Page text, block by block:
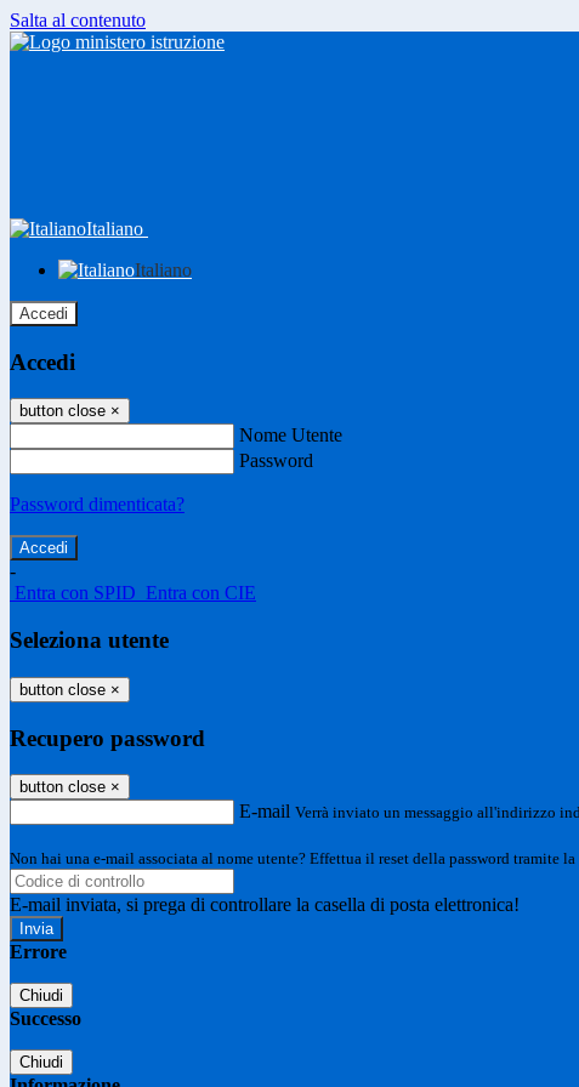
Salta al contenuto
Italiano
Italiano
Accedi
Accedi
button close ×
Nome Utente
Password
Password dimenticata?
-
Entra con SPID Entra con CIE
Seleziona utente
button close ×
Recupero password
button close ×
E-mail Verrà inviato un messaggio all'indirizzo
Non hai una e-mail associata al nome utente? Effettua il reset della password tramite la
E-mail inviata, si prega di controllare la casella di posta elettronica!
Errore
Chiudi
Successo
Chiudi